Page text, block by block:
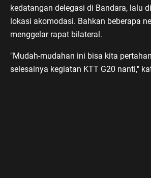
kedatangan delegasi di Bandara, lalu
lokasi akomodasi. Bahkan beberapa
menggelar rapat bilateral.
"Mudah-mudahan ini bisa kita
selesainya kegiatan KTT G20 nanti,"